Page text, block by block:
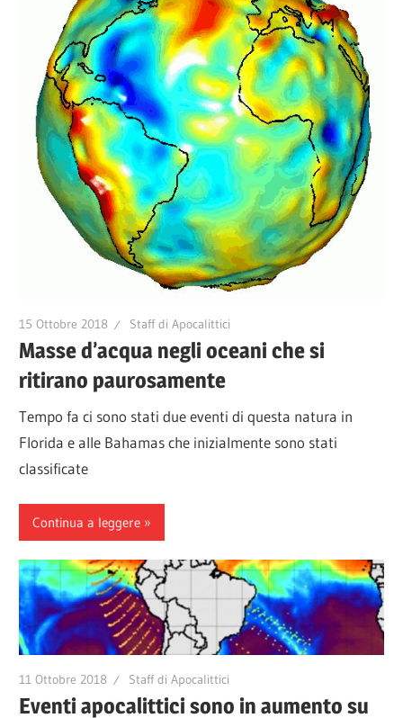
15 Ottobre 2018 Staff di Apocalittici
Masse d’acqua negli oceani che si
ritirano paurosamente
Tempo fa ci sono stati due eventi di questa natura in
Florida e alle Bahamas che inizialmente sono stati
classificate
Continua a leggere
11 Ottobre 2018 Staff di Apocalittici
Eventi apocalittici sono in aumento su